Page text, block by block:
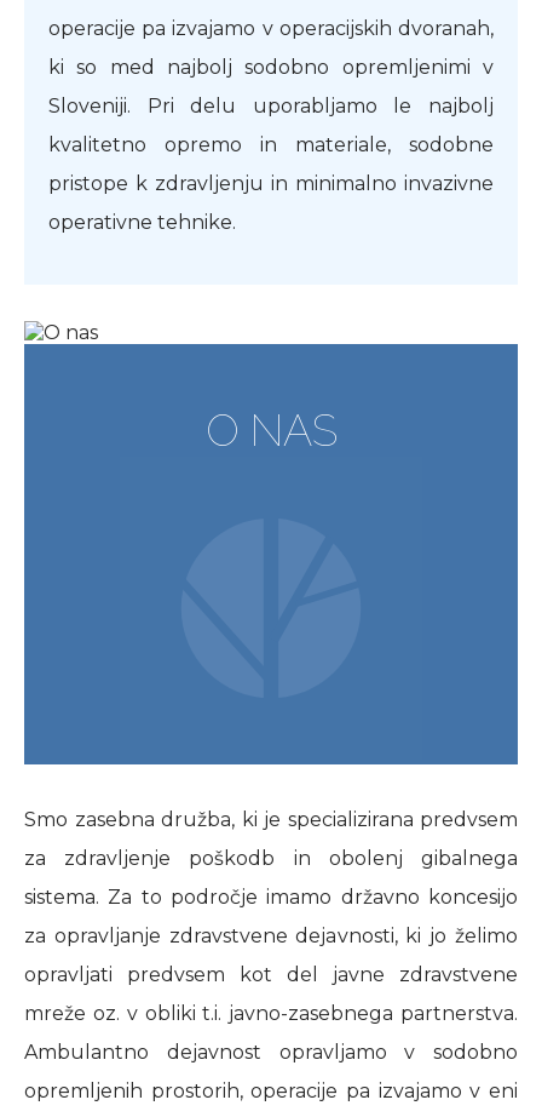
operacije pa izvajamo v operacijskih dvoranah,
ki so med najbolj sodobno opremljenimi v
Sloveniji. Pri delu uporabljamo le najbolj
kvalitetno opremo in materiale, sodobne
pristope k zdravljenju in minimalno invazivne
operativne tehnike.
O NAS
Smo zasebna družba, ki je specializirana predvsem
za zdravljenje poškodb in obolenj gibalnega
sistema. Za to področje imamo državno koncesijo
za opravljanje zdravstvene dejavnosti, ki jo želimo
opravljati predvsem kot del javne zdravstvene
mreže oz. v obliki t.i. javno-zasebnega partnerstva.
Ambulantno dejavnost opravljamo v sodobno
opremljenih prostorih, operacije pa izvajamo v eni